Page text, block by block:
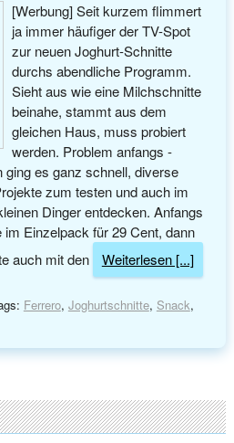
[Werbung] Seit kurzem flimmert
ja immer häufiger der TV-Spot
zur neuen Joghurt-Schnitte
durchs abendliche Programm.
Sieht aus wie eine Milchschnitte
beinahe, stammt aus dem
gleichen Haus, muss probiert
werden. Problem anfangs -
ging es ganz schnell, diverse
zum testen und auch im
Dinger entdecken. Anfangs
Einzelpack für 29 Cent, dann
auch mit den
Weiterlesen [...]
Ferrero, Joghurtschnitte, Snack,